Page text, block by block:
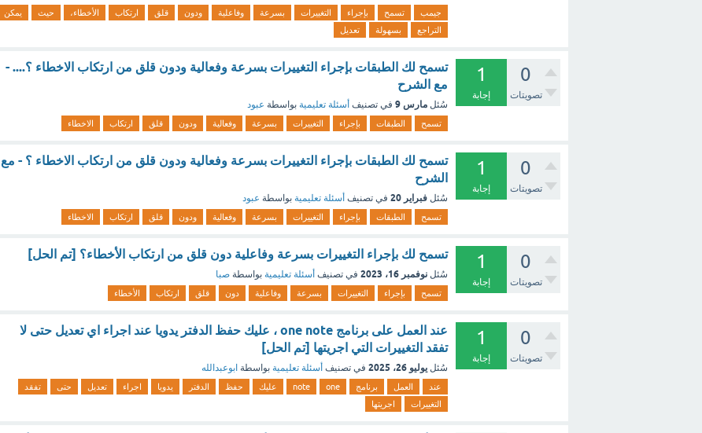
جيمب تسمح بإجراء التغييرات بسرعة وفاعلية ودون قلق ارتكاب الأخطاء، حيث
يمكن
التراجع
بسهولة تعديل
0
تصويتات
1
إجابة
تسمح لك الطبقات بإجراء التغييرات بسرعة وفعالية ودون قلق من ارتكاب الاخطاء ؟.... -
مع الشرح
سُئل مارس 9 في تصنيف أسئلة تعليمية بواسطة عبود
تسمح الطبقات بإجراء التغييرات بسرعة وفعالية ودون قلق ارتكاب الاخطاء
0
تصويتات
1
إجابة
تسمح لك الطبقات بإجراء التغييرات بسرعة وفعالية ودون قلق من ارتكاب الاخطاء ؟ - مع
الشرح
سُئل فبراير 20 في تصنيف أسئلة تعليمية بواسطة عبود
تسمح الطبقات بإجراء التغييرات بسرعة وفعالية ودون قلق ارتكاب الاخطاء
0
تصويتات
1
إجابة
تسمح لك بإجراء التغييرات بسرعة وفاعلية دون قلق من ارتكاب الأخطاء؟ [تم الحل]
سُئل نوفمبر 16، 2023 في تصنيف أسئلة تعليمية بواسطة صبا
تسمح بإجراء التغييرات بسرعة وفاعلية دون قلق ارتكاب الأخطاء
0
تصويتات
1
إجابة
عند العمل على برنامج one note ، عليك حفظ الدفتر يدويا عند اجراء اي تعديل حتى لا
تفقد التغييرات التي اجريتها [تم الحل]
سُئل يوليو 26، 2025 في تصنيف أسئلة تعليمية بواسطة ابوعبدالله
عند العمل برنامج one
note عليك حفظ الدفتر يدويا اجراء تعديل حتى
تفقد
التغييرات
اجريتها